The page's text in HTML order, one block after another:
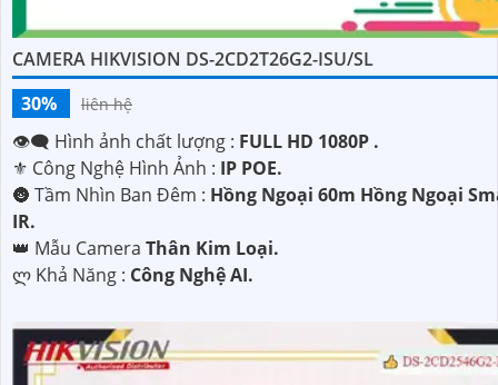
CAMERA HIKVISION DS-2CD2T26G2-ISU/SL
30%
liên hệ
👁️‍🗨 Hình ảnh chất lượng : FULL HD 1080P .
⚜️ Công Nghệ Hình Ảnh : IP POE.
🌚 Tầm Nhìn Ban Đêm : Hồng Ngoại 60m Hồng Ngoại
IR.
👑 Mẫu Camera Thân Kim Loại.
️ლ Khả Năng : Công Nghệ AI.